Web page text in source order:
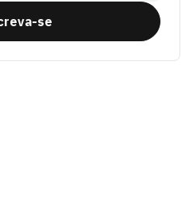
se